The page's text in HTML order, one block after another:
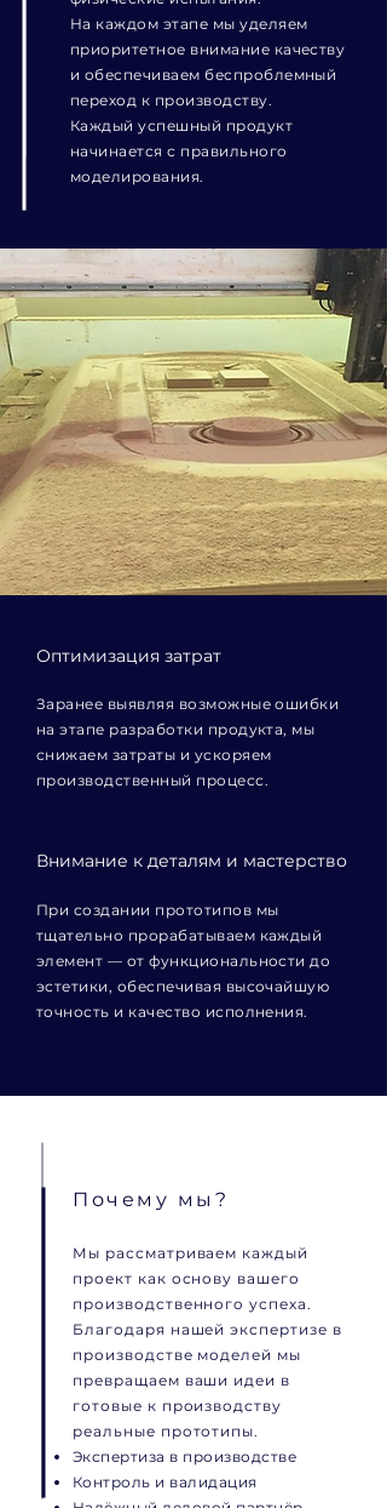
На каждом этапе мы уделяем
приоритетное внимание качеству
и обеспечиваем беспроблемный
переход к производству.
Каждый успешный продукт
начинается с правильного
моделирования.
Оптимизация затрат
Заранее выявляя возможные ошибки
на этапе разработки продукта, мы
снижаем затраты и ускоряем
производственный процесс.
Внимание к деталям и мастерство
При создании прототипов мы
тщательно прорабатываем каждый
элемент — от функциональности до
эстетики, обеспечивая высочайшую
точность и качество исполнения.
Почему мы?
Мы рассматриваем каждый
проект как основу вашего
производственного успеха.
Благодаря нашей экспертизе в
производстве моделей мы
превращаем ваши идеи в
готовые к производству
реальные прототипы.
Экспертиза в производстве
Контроль и валидация